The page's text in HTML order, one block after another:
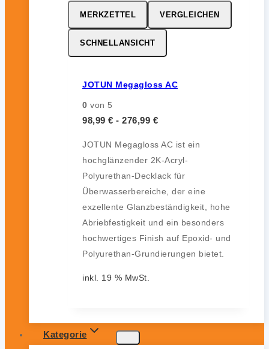
MERKZETTEL VERGLEICHEN
SCHNELLANSICHT
JOTUN Megagloss AC
0 von 5
98,99 € - 276,99 €
JOTUN Megagloss AC ist ein
hochglänzender 2K-Acryl-
Polyurethan-Decklack für
Überwasserbereiche, der eine
exzellente Glanzbeständigkeit, hohe
Abriebfestigkeit und ein besonders
hochwertiges Finish auf Epoxid- und
Polyurethan-Grundierungen bietet.
inkl. 19 % MwSt.
Kategorie